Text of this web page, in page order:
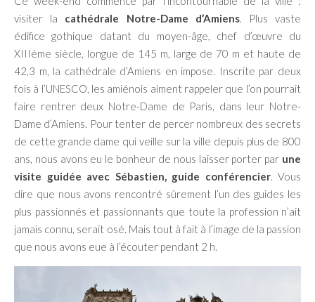
visiter la cathédrale Notre-Dame d’Amiens. Plus vaste
édifice gothique datant du moyen-âge, chef d’œuvre du
XIIIème siècle, longue de 145 m, large de 70 m et haute de
42,3 m, la cathédrale d’Amiens en impose. Inscrite par deux
fois à l’UNESCO, les amiénois aiment rappeler que l’on pourrait
faire rentrer deux Notre-Dame de Paris, dans leur Notre-
Dame d’Amiens. Pour tenter de percer nombreux des secrets
de cette grande dame qui veille sur la ville depuis plus de 800
ans, nous avons eu le bonheur de nous laisser porter par une
visite guidée avec Sébastien, guide conférencier. Vous
dire que nous avons rencontré sûrement l’un des guides les
plus passionnés et passionnants que toute la profession n’ait
jamais connu, serait osé. Mais tout à fait à l’image de la passion
que nous avons eue à l’écouter pendant 2 h.